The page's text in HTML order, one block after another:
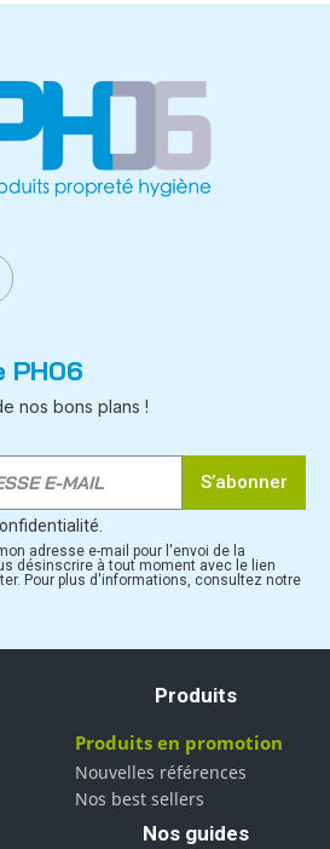
PH06
nos bons plans !
S’abonner
adresse e-mail pour l'envoi de la
désinscrire à tout moment avec le lien
Pour plus d'informations, consultez notre
Produits
Produits en promotion
Nouvelles références
Nos best sellers
Nos guides